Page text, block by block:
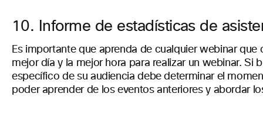
10. Informe de estadísticas de
Es importante que aprenda de cualquier webinar
mejor día y la mejor hora para realizar un webinar.
específico de su audiencia debe determinar el
poder aprender de los eventos anteriores y abordar